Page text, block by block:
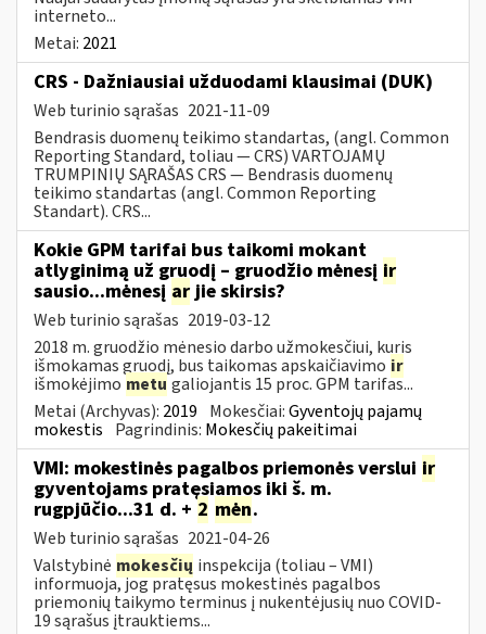
interneto...
Metai: 2021
CRS - Dažniausiai užduodami klausimai (DUK)
Web turinio sąrašas 2021-11-09
Bendrasis duomenų teikimo standartas, (angl. Common
Reporting Standard, toliau — CRS) VARTOJAMŲ
TRUMPINIŲ SĄRAŠAS CRS — Bendrasis duomenų
teikimo standartas (angl. Common Reporting
Standart). CRS...
Kokie GPM tarifai bus taikomi mokant
atlyginimą už gruodį – gruodžio mėnesį ir
sausio...mėnesį arjie skirsis?
Web turinio sąrašas 2019-03-12
2018 m. gruodžio mėnesio darbo užmokesčiui, kuris
išmokamas gruodį, bus taikomas apskaičiavimo ir
išmokėjimo metu galiojantis 15 proc. GPM tarifas...
Metai (Archyvas): 2019 Mokesčiai:Gyventojų pajamų
mokestis Pagrindinis: Mokesčių pakeitimai
VMI: mokestinės pagalbos priemonės verslui ir
gyventojams pratęsiamos iki š. m.
rugpjūčio...31 d. + 2 mėn.
Web turinio sąrašas 2021-04-26
Valstybinė mokesčių inspekcija (toliau – VMI)
informuoja, jog pratęsus mokestinės pagalbos
priemonių taikymo terminus į nukentėjusių nuo COVID-
19 sąrašus įtrauktiems...